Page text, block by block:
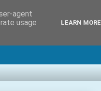
agent
usage
LEARN MORE